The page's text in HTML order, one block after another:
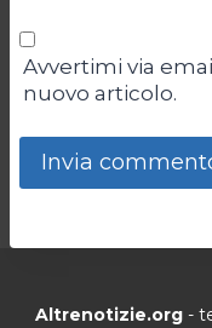
Avvertimi via
nuovo articolo.
Altrenotizie.org-